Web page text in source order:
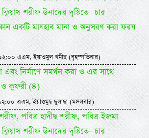
শরীফ উনাদের দৃষ্টিতে- চার
একটি মাযহাব মানা ও অনুসরণ করা ফরয
এএম, ইয়াওমুল খমীছ (বৃহস্পতিবার)
এবং নির্মাণে সমর্থন করা ও এর সাথে
ও কুফরী (৪)
এএম, ইয়াওমুছ ছুলাছা (মঙ্গলবার)
পবিত্র হাদীছ শরীফ, পবিত্র ইজমা
শরীফ উনাদের দৃষ্টিতে- চার